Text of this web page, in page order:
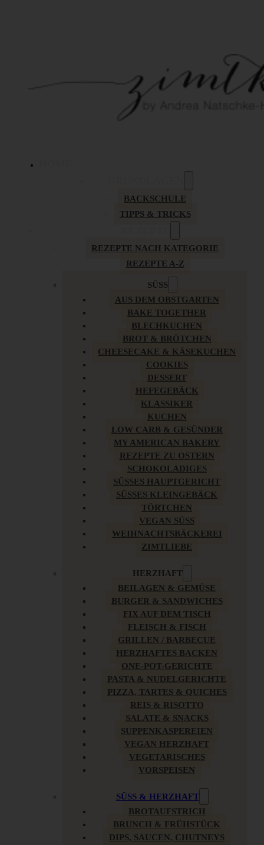
BACKSCHULE
TIPPS & TRICKS
REZEPTE NACH KATEGORIE
REZEPTE A-Z
SÜSS
AUS DEM OBSTGARTEN
BAKE TOGETHER
BLECHKUCHEN
BROT & BRÖTCHEN
CHEESECAKE & KÄSEKUCHEN
COOKIES
DESSERT
HEFEGEBÄCK
KLASSIKER
KUCHEN
LOW CARB & GESÜNDER
MY AMERICAN BAKERY
REZEPTE ZU OSTERN
SCHOKOLADIGES
SÜSSES HAUPTGERICHT
SÜSSES KLEINGEBÄCK
TÖRTCHEN
VEGAN SÜSS
WEIHNACHTSBÄCKEREI
ZIMTLIEBE
HERZHAFT
BEILAGEN & GEMÜSE
BURGER & SANDWICHES
FIX AUF DEM TISCH
FLEISCH & FISCH
GRILLEN / BARBECUE
HERZHAFTES BACKEN
ONE-POT-GERICHTE
PASTA & NUDELGERICHTE
PIZZA, TARTES & QUICHES
REIS & RISOTTO
SALATE & SNACKS
SUPPENKASPEREIEN
VEGAN HERZHAFT
VEGETARISCHES
VORSPEISEN
SÜSS & HERZHAFT
BROTAUFSTRICH
BRUNCH & FRÜHSTÜCK
DIPS, SAUCEN, CHUTNEYS